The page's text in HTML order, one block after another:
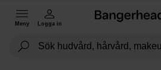
Meny Logga in